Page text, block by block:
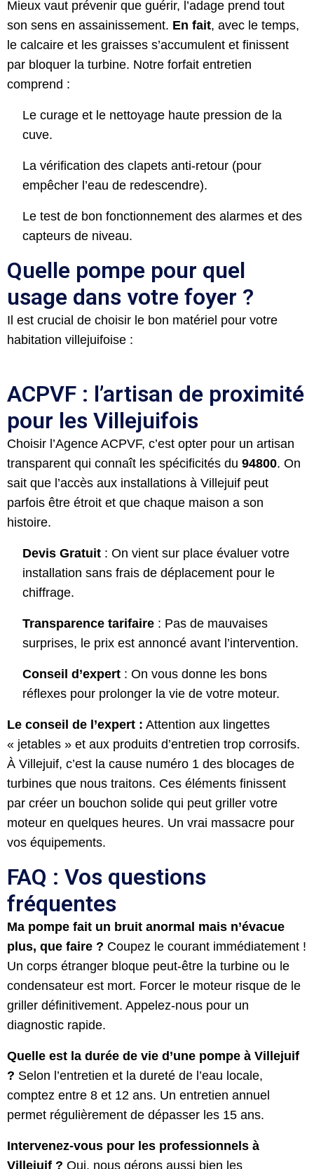
Mieux vaut prévenir que guérir, l’adage prend tout
son sens en assainissement. En fait, avec le temps,
le calcaire et les graisses s’accumulent et finissent
par bloquer la turbine. Notre forfait entretien
comprend :
Le curage et le nettoyage haute pression de la
cuve.
La vérification des clapets anti-retour (pour
empêcher l’eau de redescendre).
Le test de bon fonctionnement des alarmes et des
capteurs de niveau.
Quelle pompe pour quel
usage dans votre foyer ?
Il est crucial de choisir le bon matériel pour votre
habitation villejuifoise :
ACPVF : l’artisan de proximité
pour les Villejuifois
Choisir l’Agence ACPVF, c’est opter pour un artisan
transparent qui connaît les spécificités du 94800. On
sait que l’accès aux installations à Villejuif peut
parfois être étroit et que chaque maison a son
histoire.
Devis Gratuit : On vient sur place évaluer votre
installation sans frais de déplacement pour le
chiffrage.
Transparence tarifaire : Pas de mauvaises
surprises, le prix est annoncé avant l’intervention.
Conseil d’expert : On vous donne les bons
réflexes pour prolonger la vie de votre moteur.
Le conseil de l’expert : Attention aux lingettes
« jetables » et aux produits d’entretien trop corrosifs.
À Villejuif, c’est la cause numéro 1 des blocages de
turbines que nous traitons. Ces éléments finissent
par créer un bouchon solide qui peut griller votre
moteur en quelques heures. Un vrai massacre pour
vos équipements.
FAQ : Vos questions
fréquentes
Ma pompe fait un bruit anormal mais n’évacue
plus, que faire ? Coupez le courant immédiatement !
Un corps étranger bloque peut-être la turbine ou le
condensateur est mort. Forcer le moteur risque de le
griller définitivement. Appelez-nous pour un
diagnostic rapide.
Quelle est la durée de vie d’une pompe à Villejuif
? Selon l’entretien et la dureté de l’eau locale,
comptez entre 8 et 12 ans. Un entretien annuel
permet régulièrement de dépasser les 15 ans.
Intervenez-vous pour les professionnels à
Villejuif ? Oui, nous gérons aussi bien les